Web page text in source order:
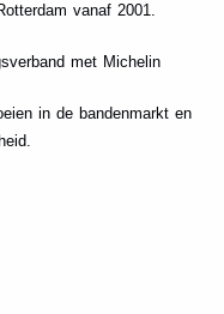
vanaf 2001.
met Michelin
in de bandenmarkt en